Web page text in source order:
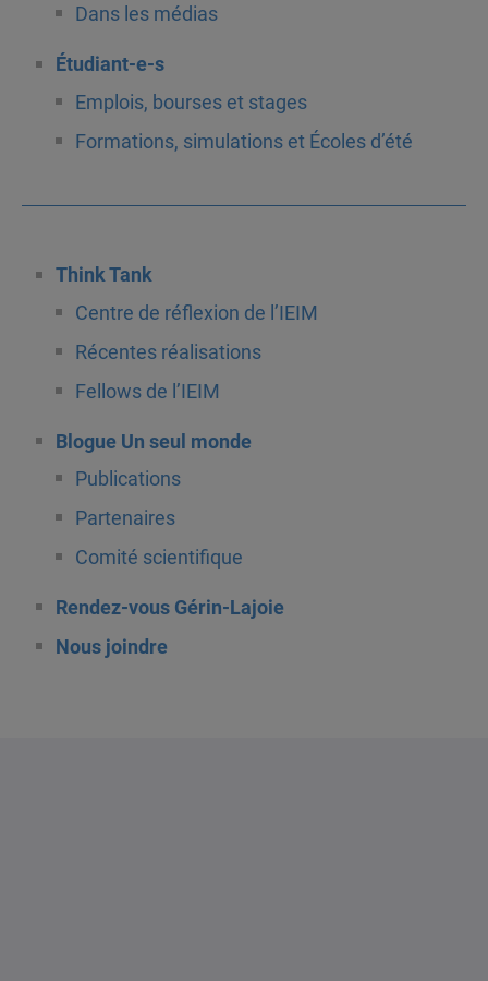
Dans les médias
Étudiant-e-s
Emplois, bourses et stages
Formations, simulations et Écoles d’été
Think Tank
Centre de réflexion de l’IEIM
Récentes réalisations
Fellows de l’IEIM
Blogue Un seul monde
Publications
Partenaires
Comité scientifique
Rendez-vous Gérin-Lajoie
Nous joindre